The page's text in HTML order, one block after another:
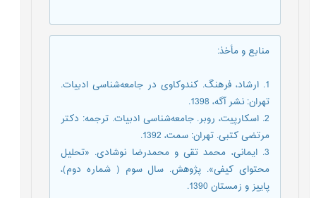
منابع و مأخذ:
1. ارشاد، فرهنگ. کندوکاوی در جامعه‌شناسی ادبیات.
تهران: نشر آگه، 1398.
2. اسکارپیت، روبر. جامعه‌شناسی ادبیات. ترجمه: دکتر
مرتضی کتبی. تهران: سمت، 1392.
3. ایمانی، محمد تقی و محمدرضا نوشادی. «تحلیل
محتوای کیفی». پژوهش. سال سوم ( شماره دوم)،
پاییز و زمستان 1390.